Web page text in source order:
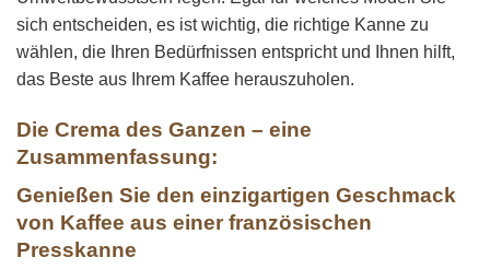
sich entscheiden, es ist wichtig, die richtige Kanne zu
wählen, die Ihren Bedürfnissen entspricht und Ihnen hilft,
das Beste aus Ihrem Kaffee herauszuholen.
Die Crema des Ganzen – eine
Zusammenfassung:
Genießen Sie den einzigartigen Geschmack
von Kaffee aus einer französischen
Presskanne